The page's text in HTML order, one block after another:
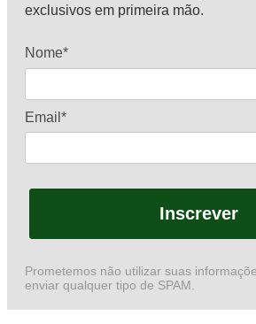
exclusivos em primeira mão.
Nome*
Email*
Inscrever
Prometemos não utilizar suas
enviar qualquer tipo de SPAM.